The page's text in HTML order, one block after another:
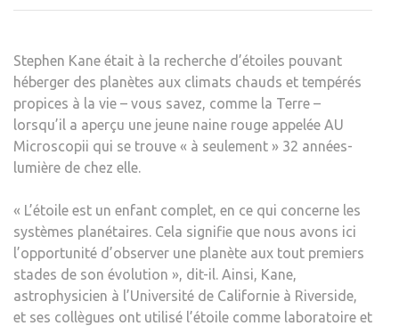
Stephen Kane était à la recherche d’étoiles pouvant
héberger des planètes aux climats chauds et tempérés
propices à la vie – vous savez, comme la Terre –
lorsqu’il a aperçu une jeune naine rouge appelée AU
Microscopii qui se trouve « à seulement » 32 années-
lumière de chez elle.
« L’étoile est un enfant complet, en ce qui concerne les
systèmes planétaires. Cela signifie que nous avons ici
l’opportunité d’observer une planète aux tout premiers
stades de son évolution », dit-il. Ainsi, Kane,
astrophysicien à l’Université de Californie à Riverside,
et ses collègues ont utilisé l’étoile comme laboratoire et